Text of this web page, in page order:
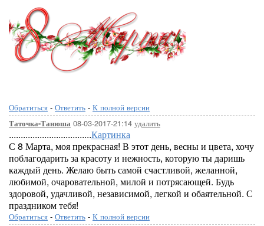
Обратиться - Ответить - К полной версии
Таточка-Танюша 08-03-2017-21:14 удалить
...................................Картинка
С 8 Марта, моя прекрасная! В этот день, весны и цвета, хочу
поблагодарить за красоту и нежность, которую ты даришь
каждый день. Желаю быть самой счастливой, желанной,
любимой, очаровательной, милой и потрясающей. Будь
здоровой, удачливой, независимой, легкой и обаятельной. С
праздником тебя!
Обратиться - Ответить - К полной версии